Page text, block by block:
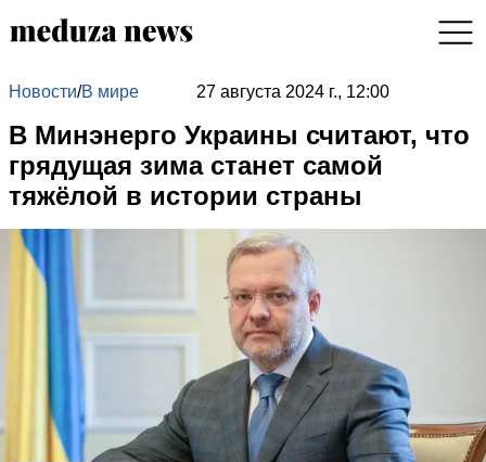
Новости/В мире 27 августа 2024 г., 12:00
В Минэнерго Украины считают, что
грядущая зима станет самой
тяжёлой в истории страны